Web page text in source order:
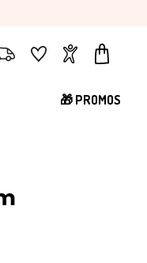
LivraisonFavorisComptePanier
🎁 PROMOS